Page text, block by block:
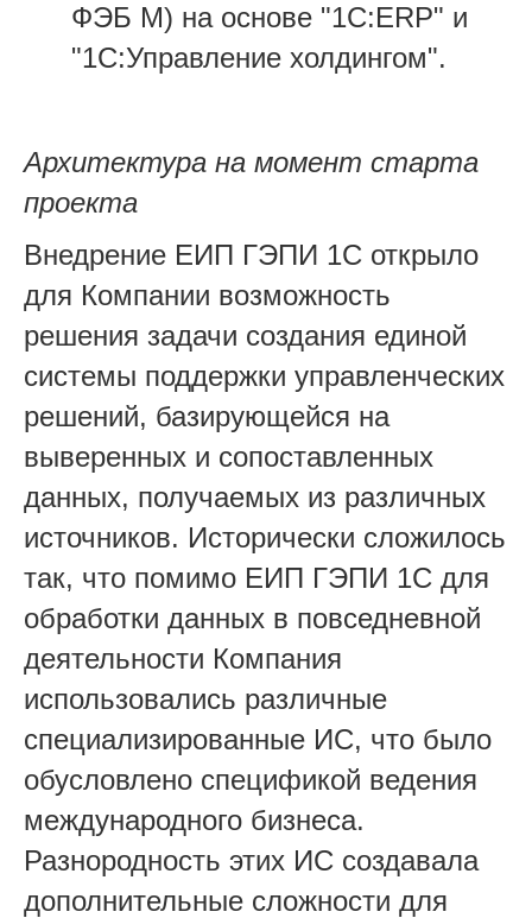
ФЭБ М) на основе "1С:ERP" и
"1С:Управление холдингом".
Архитектура на момент старта
проекта
Внедрение ЕИП ГЭПИ 1С открыло
для Компании возможность
решения задачи создания единой
системы поддержки управленческих
решений, базирующейся на
выверенных и сопоставленных
данных, получаемых из различных
источников. Исторически сложилось
так, что помимо ЕИП ГЭПИ 1С для
обработки данных в повседневной
деятельности Компания
использовались различные
специализированные ИС, что было
обусловлено спецификой ведения
международного бизнеса.
Разнородность этих ИС создавала
дополнительные сложности для